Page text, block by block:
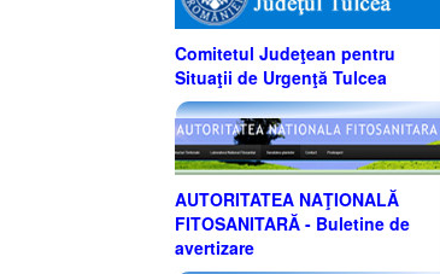
Comitetul Judeţean pentru
Situaţii de Urgenţă Tulcea
AUTORITATEA NAŢIONALĂ
FITOSANITARĂ - Buletine de
avertizare